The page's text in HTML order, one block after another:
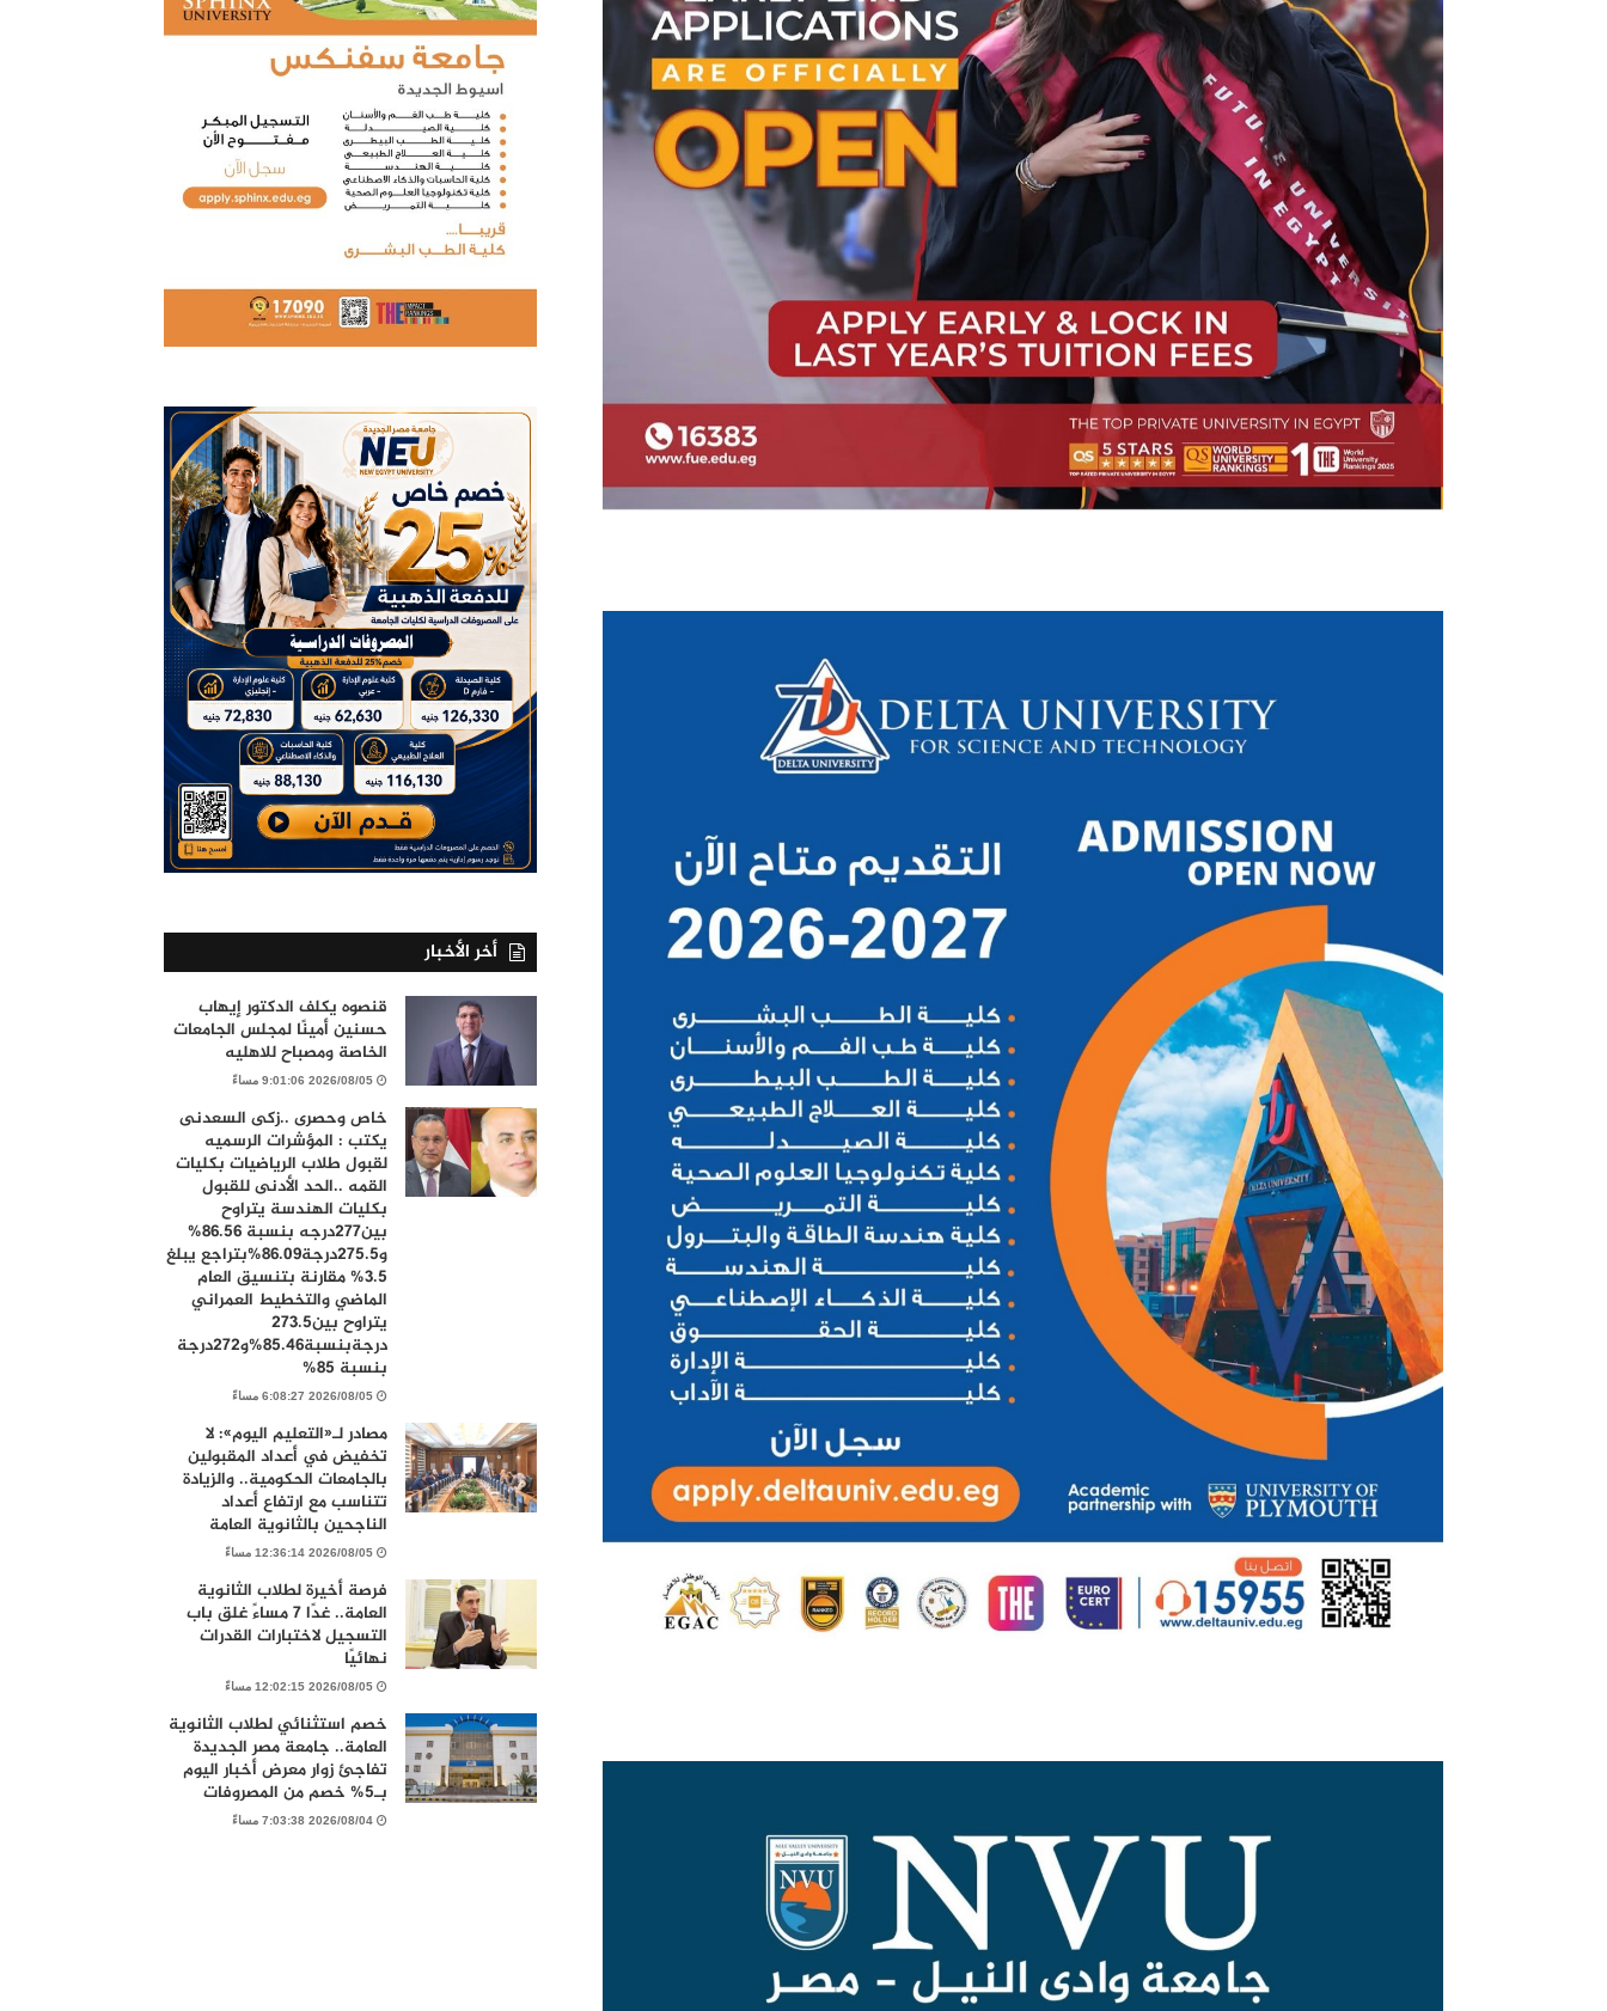
أخر الأخبار
قنصوه يكلف الدكتور إيهاب
حسنين أمينًا لمجلس الجامعات
الخاصة ومصباح للاهليه
2026/08/05 9:01:06 مساءً
خاص وحصرى ..زكى السعدنى
يكتب : المؤشرات الرسميه
لقبول طلاب الرياضيات بكليات
القمه ..الحد الأدنى للقبول
بكليات الهندسة يتراوح
بين277درجه بنسبة 86.56%
و275.5درجة86.09%بتراجع يبلغ
3.5% مقارنة بتنسيق العام
الماضي والتخطيط العمراني
يتراوح بين273.5
درجةبنسبة85.46%و272درجة
بنسبة 85%
2026/08/05 6:08:27 مساءً
مصادر لـ«التعليم اليوم»: لا
تخفيض في أعداد المقبولين
بالجامعات الحكومية.. والزيادة
تتناسب مع ارتفاع أعداد
الناجحين بالثانوية العامة
2026/08/05 12:36:14 مساءً
فرصة أخيرة لطلاب الثانوية
العامة.. غدًا 7 مساءً غلق باب
التسجيل لاختبارات القدرات
نهائيًا
2026/08/05 12:02:15 مساءً
خصم استثنائي لطلاب الثانوية
العامة.. جامعة مصر الجديدة
تفاجئ زوار معرض أخبار اليوم
بـ5% خصم من المصروفات
2026/08/04 7:03:38 مساءً